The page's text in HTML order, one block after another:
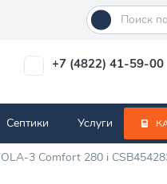
+7 (4822) 41-59-00
Септики Услуги
3 Comfort 280 i